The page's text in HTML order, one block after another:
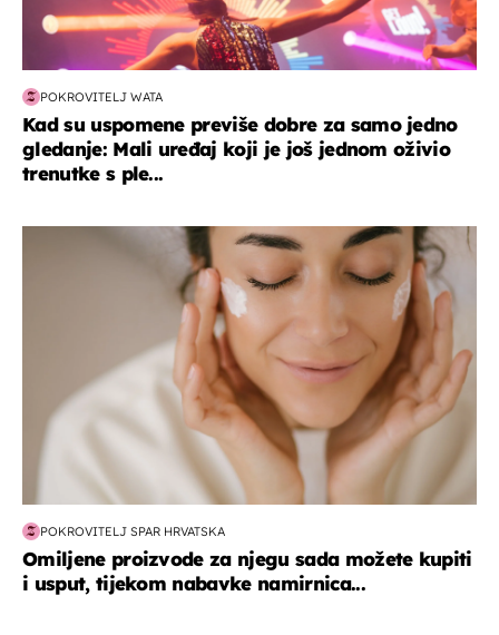
POKROVITELJ WATA
Kad su uspomene previše dobre za samo jedno
gledanje: Mali uređaj koji je još jednom oživio
trenutke s ple...
moda & ljepota
POKROVITELJ SPAR HRVATSKA
Omiljene proizvode za njegu sada možete kupiti
i usput, tijekom nabavke namirnica...